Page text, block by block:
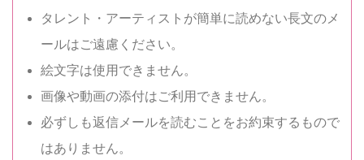
タレント・アーティストが簡単に読めない長文のメ
ールはご遠慮ください。
絵文字は使用できません。
画像や動画の添付はご利用できません。
必ずしも返信メールを読むことをお約束するもので
はありません。